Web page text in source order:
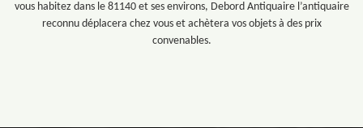
vous habitez dans le 81140 et ses environs, Debord Antiquaire l’antiquaire
reconnu déplacera chez vous et achètera vos objets à des prix
convenables.